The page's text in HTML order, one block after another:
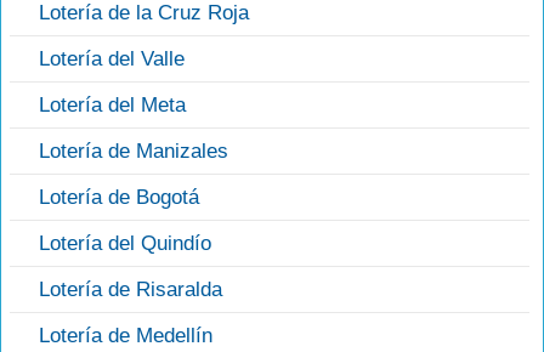
Lotería de la Cruz Roja
Lotería del Valle
Lotería del Meta
Lotería de Manizales
Lotería de Bogotá
Lotería del Quindío
Lotería de Risaralda
Lotería de Medellín